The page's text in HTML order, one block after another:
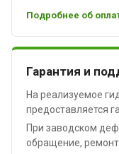
Подробнее об
Гарантия и
На реализуемое
предоставляется
При заводском
обращение, ремонт